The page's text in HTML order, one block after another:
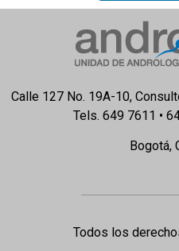
Calle 127 No. 19A-10,
Tels. 649 7611 •
Bogotá,
Todos los